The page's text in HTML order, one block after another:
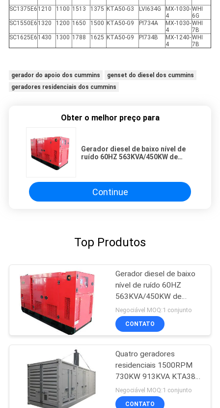
SC1375E6 1210 1100 1513 1375 KTA50-G3 LVI634G
MX-1030-
4
WHI
6G
SC1550E6 1320 1200 1650 1500 KTA50-G9 PI734A
MX-1030-
4
WHI
7B
SC1625E6 1430 1300 1788 1625 KTA50-G9 PI734B
MX-1240-
4
WHI
7B
gerador do apoio dos cummins
genset do diesel dos cummins
geradores residenciais dos cummins
Obter o melhor preço para
Gerador diesel de baixo nível de
ruído 60HZ 563KVA/450KW de
Continue
Top Produtos
Gerador diesel de baixo
nível de ruído 60HZ
563KVA/450KW de
CUMMINS da
construção principal do
poder
Negociável MOQ:1 conjunto
CONTATO
Quatro geradores
residenciais 1500RPM
730KW 913KVA KTA38-
G2A de CUMMINS do
curso
Negociável MOQ:1 conjunto
CONTATO